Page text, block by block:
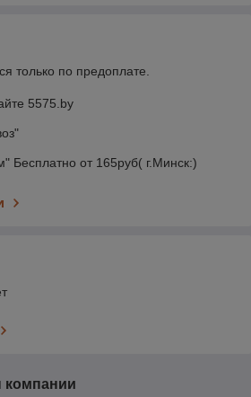
только по предоплате.
5575.by
Бесплатно от 165руб( г.Минск:)